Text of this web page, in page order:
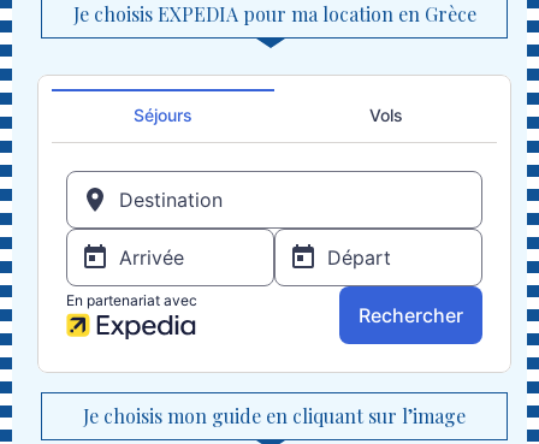
Je choisis EXPEDIA pour ma location en Grèce
Je choisis mon guide en cliquant sur l’image